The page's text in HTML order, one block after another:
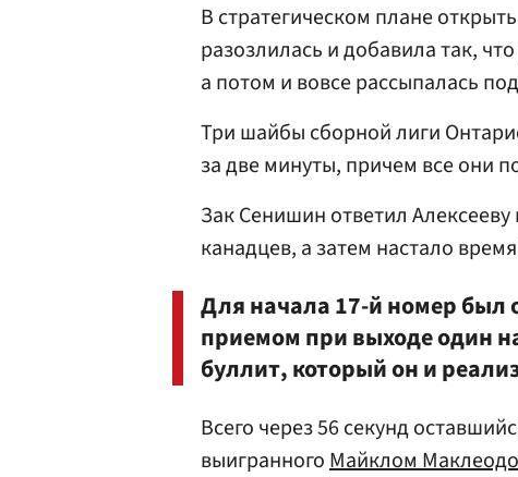
В стратегическом плане
разозлилась и добавила так,
а потом и вовсе рассыпалась
Три шайбы сборной лиги
за две минуты, причем все они
Зак Сенишин ответил
канадцев, а затем настало
Для начала 17-й номер был
приемом при выходе один
буллит, который он и
Всего через 56 секунд
выигранногоМайклом